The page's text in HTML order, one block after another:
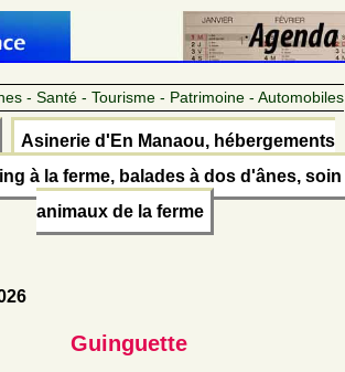
- Santé - Tourisme - Patrimoine - Automobiles
Asinerie d'En Manaou, hébergements
à la ferme, balades à dos d'ânes, soin
animaux de la ferme
Guinguette